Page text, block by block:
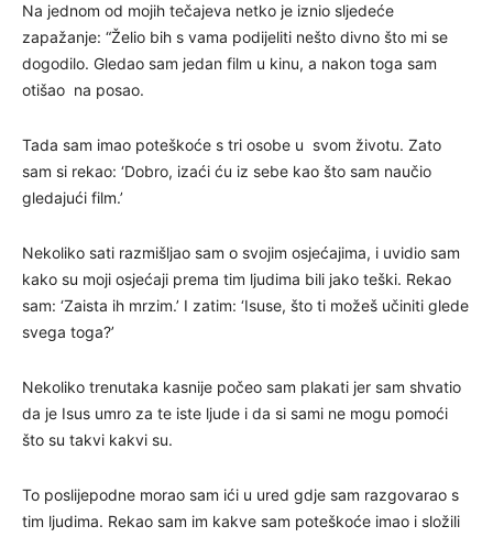
Na jednom od mojih tečajeva netko je iznio sljedeće
zapažanje: “Želio bih s vama podijeliti nešto divno što mi se
dogodilo. Gledao sam jedan film u kinu, a nakon toga sam
otišao na posao.
Tada sam imao poteškoće s tri osobe u svom životu. Zato
sam si rekao: ‘Dobro, izaći ću iz sebe kao što sam naučio
gledajući film.’
Nekoliko sati razmišljao sam o svojim osjećajima, i uvidio sam
kako su moji osjećaji prema tim ljudima bili jako teški. Rekao
sam: ‘Zaista ih mrzim.’ I zatim: ‘Isuse, što ti možeš učiniti glede
svega toga?’
Nekoliko trenutaka kasnije počeo sam plakati jer sam shvatio
da je Isus umro za te iste ljude i da si sami ne mogu pomoći
što su takvi kakvi su.
To poslijepodne morao sam ići u ured gdje sam razgovarao s
tim ljudima. Rekao sam im kakve sam poteškoće imao i složili